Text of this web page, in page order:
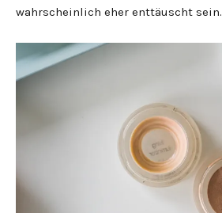
wahrscheinlich eher enttäuscht sein.